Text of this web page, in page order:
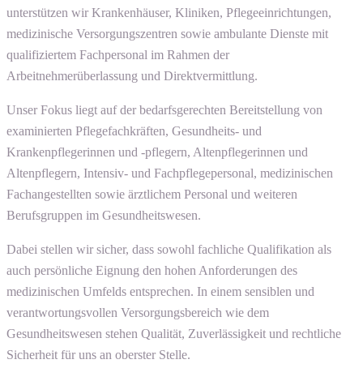
unterstützen wir Krankenhäuser, Kliniken, Pflegeeinrichtungen,
medizinische Versorgungszentren sowie ambulante Dienste mit
qualifiziertem Fachpersonal im Rahmen der
Arbeitnehmerüberlassung und Direktvermittlung.
Unser Fokus liegt auf der bedarfsgerechten Bereitstellung von
examinierten Pflegefachkräften, Gesundheits- und
Krankenpflegerinnen und -pflegern, Altenpflegerinnen und
Altenpflegern, Intensiv- und Fachpflegepersonal, medizinischen
Fachangestellten sowie ärztlichem Personal und weiteren
Berufsgruppen im Gesundheitswesen.
Dabei stellen wir sicher, dass sowohl fachliche Qualifikation als
auch persönliche Eignung den hohen Anforderungen des
medizinischen Umfelds entsprechen. In einem sensiblen und
verantwortungsvollen Versorgungsbereich wie dem
Gesundheitswesen stehen Qualität, Zuverlässigkeit und rechtliche
Sicherheit für uns an oberster Stelle.